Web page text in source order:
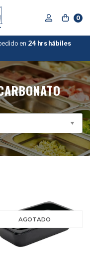
0
SOBRE
en 24 hrs hábiles
AGOTADO